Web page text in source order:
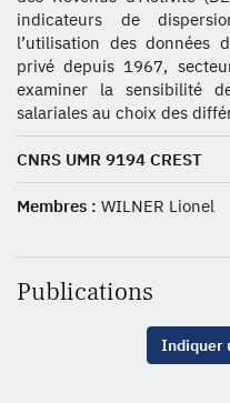
indicateurs de
l’utilisation des données
privé depuis 1967,
examiner la sensibilité
salariales au choix des
CNRS UMR 9194 CREST
Membres : WILNER Lionel
Publications
Indiquer